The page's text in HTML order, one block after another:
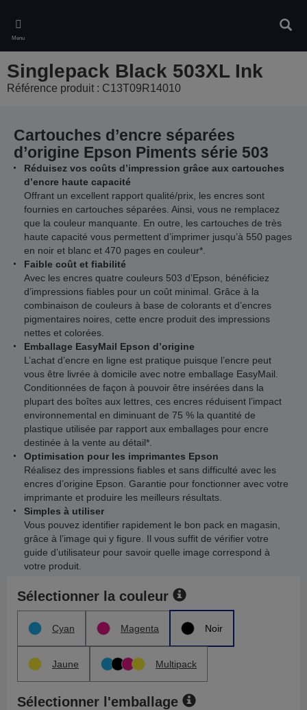
main
content
Menu
Singlepack Black 503XL Ink
Référence produit : C13T09R14010
Cartouches d’encre séparées
d’origine Epson Piments série 503
Réduisez vos coûts d’impression grâce aux cartouches
d’encre haute capacité
Offrant un excellent rapport qualité/prix, les encres sont
fournies en cartouches séparées. Ainsi, vous ne remplacez
que la couleur manquante. En outre, les cartouches de très
haute capacité vous permettent d’imprimer jusqu’à 550 pages
en noir et blanc et 470 pages en couleur*.
Faible coût et fiabilité
Avec les encres quatre couleurs 503 d’Epson, bénéficiez
d’impressions fiables pour un coût minimal. Grâce à la
combinaison de couleurs à base de colorants et d’encres
pigmentaires noires, cette encre produit des impressions
nettes et colorées.
Emballage EasyMail Epson d’origine
L’achat d’encre en ligne est pratique puisque l’encre peut
vous être livrée à domicile avec notre emballage EasyMail.
Conditionnées de façon à pouvoir être insérées dans la
plupart des boîtes aux lettres, ces encres réduisent l’impact
environnemental en diminuant de 75 % la quantité de
plastique utilisée par rapport aux emballages pour encre
destinée à la vente au détail*.
Optimisation pour les imprimantes Epson
Réalisez des impressions fiables et sans difficulté avec les
encres d’origine Epson. Garantie pour fonctionner avec votre
imprimante et produire les meilleurs résultats.
Simples à utiliser
Vous pouvez identifier rapidement le bon pack en magasin,
grâce à l’image qui y figure. Il vous suffit de vérifier votre
guide d’utilisateur pour savoir quelle image correspond à
votre produit.
Sélectionner la couleur
Cyan Magenta Noir
Jaune Multipack
Sélectionner l'emballage